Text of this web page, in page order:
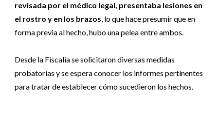
revisada por el médico legal, presentaba lesiones en
el rostro y en los brazos, lo que hace presumir que en
forma previa al hecho, hubo una pelea entre ambos.
Desde la Fiscalía se solicitaron diversas medidas
probatorias y se espera conocer los informes pertinentes
para tratar de establecer cómo sucedieron los hechos.